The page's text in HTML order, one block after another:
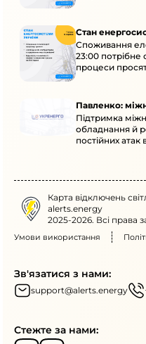
Стан
Споживання
23:00
процеси
Павленко:
Підтримка
обладнання й
постійних атак
Карта відключень
alerts.energy
2025-2026. Всі права
Умови використання
Зв'язатися з нами:
support@alerts.energy
Стежте за нами: